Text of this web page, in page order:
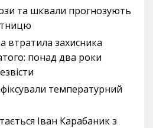
та шквали прогнозують
втратила захисника
понад два роки
температурний
Іван Карабаник з